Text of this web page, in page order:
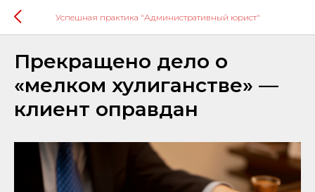
Успешная практика "Административный юрист"
Прекращено дело о
«мелком хулиганстве» —
клиент оправдан